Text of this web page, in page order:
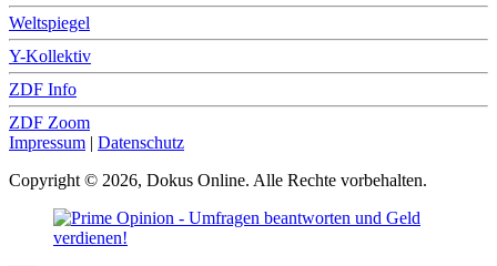
Weltspiegel
Y-Kollektiv
ZDF Info
ZDF Zoom
Impressum | Datenschutz
Copyright © 2026, Dokus Online. Alle Rechte vorbehalten.